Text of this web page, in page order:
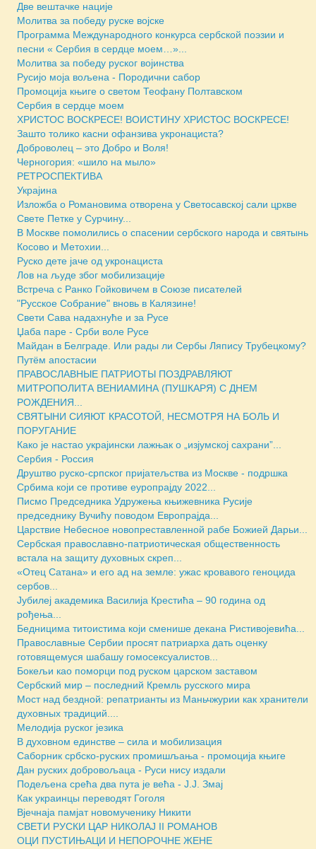
Две вештачке нације
Молитва за победу руске војске
Программа Международного конкурса сербской поэзии и
песни « Сербия в сердце моем…»...
Молитва за победу руског војинства
Русијо моја вољена - Породични сабор
Промоција књиге о светом Теофану Полтавском
Сербия в сердце моем
ХРИСТОС ВОСКРЕСЕ! ВОИСТИНУ ХРИСТОС ВОСКРЕСЕ!
Зашто толико касни офанзива укронациста?
Доброволец – это Добро и Воля!
Черногория: «шило на мыло»
РЕТРОСПЕКТИВА
Украјина
Изложба о Романовима отворена у Светосавској сали цркве
Свете Петке у Сурчину...
В Москве помолились о спасении сербского народа и святынь
Косово и Метохии...
Руско дете јаче од укронациста
Лов на људе због мобилизације
Встреча с Ранко Гойковичем в Союзе писателей
"Русское Собрание" вновь в Калязине!
Свети Сава надахнуће и за Русе
Џаба паре - Срби воле Русе
Майдан в Белграде. Или рады ли Сербы Ляпису Трубецкому?
Путём апостасии
ПРАВОСЛАВНЫЕ ПАТРИОТЫ ПОЗДРАВЛЯЮТ
МИТРОПОЛИТА ВЕНИАМИНА (ПУШКАРЯ) С ДНЕМ
РОЖДЕНИЯ...
СВЯТЫНИ СИЯЮТ КРАСОТОЙ, НЕСМОТРЯ НА БОЛЬ И
ПОРУГАНИЕ
Како је настао украјински лажњак о „изјумској сахрани”...
Сербия - Россия
Друштво руско-српског пријатељства из Москве - подршка
Србима који се противе eуропрајду 2022...
Писмо Председника Удружења књижевника Русије
председнику Вучићу поводом Европрајда...
Царствие Небесное новопреставленной рабе Божией Дарьи...
Сербская православно-патриотическая общественность
встала на защиту духовных скреп...
«Отец Сатана» и его ад на земле: ужас кровавого геноцида
сербов...
Јубилеј академика Василија Крестића – 90 година од
рођења...
Бедницима титоистима који сменише декана Ристивојевића...
Православные Сербии просят патриарха дать оценку
готовящемуся шабашу гомосексуалистов...
Бокељи као поморци под руском царском заставом
Сербский мир – последний Кремль русского мира
Мост над бездной: репатрианты из Маньчжурии как хранители
духовных традиций....
Мелодија руског језика
В духовном единстве – сила и мобилизация
Саборник србско-руских промишљања - промоција књиге
Дан руских добровољаца - Руси нису издали
Подељена срећа два пута је већа - Ј.Ј. Змај
Как украинцы переводят Гоголя
Вјечнаја памјат новомученику Никити
СВЕТИ РУСКИ ЦАР НИКОЛАЈ II РОМАНОВ
ОЦИ ПУСТИЊАЦИ И НЕПОРОЧНЕ ЖЕНЕ